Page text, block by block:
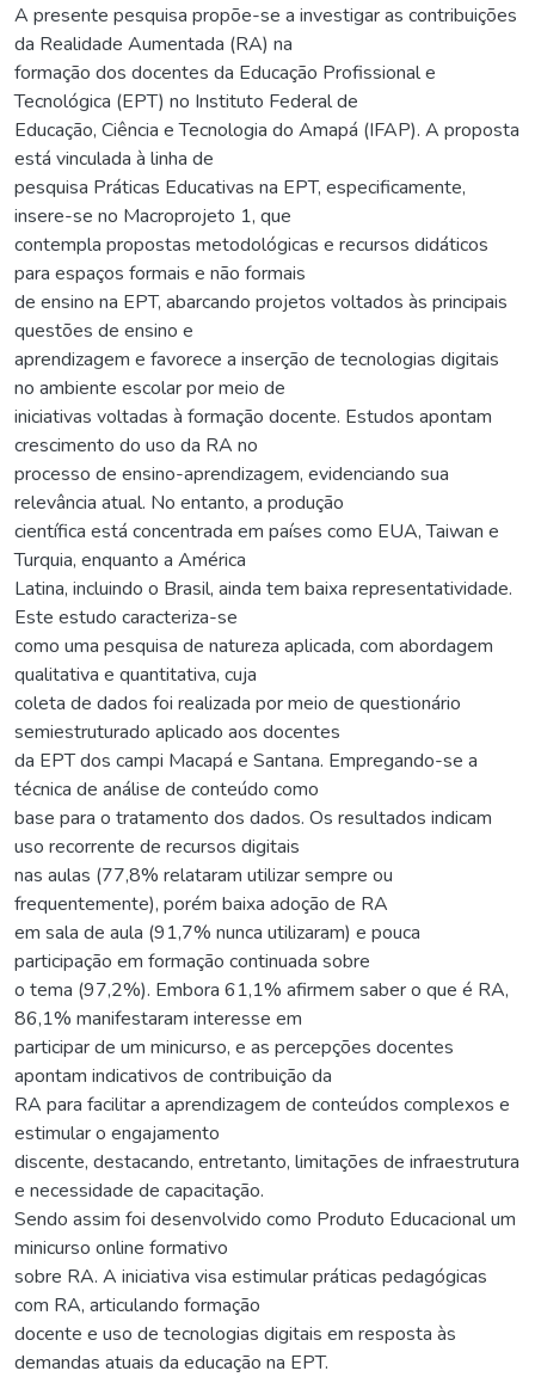
A presente pesquisa propõe-se a investigar as contribuições
da Realidade Aumentada (RA) na
formação dos docentes da Educação Profissional e
Tecnológica (EPT) no Instituto Federal de
Educação, Ciência e Tecnologia do Amapá (IFAP). A proposta
está vinculada à linha de
pesquisa Práticas Educativas na EPT, especificamente,
insere-se no Macroprojeto 1, que
contempla propostas metodológicas e recursos didáticos
para espaços formais e não formais
de ensino na EPT, abarcando projetos voltados às principais
questões de ensino e
aprendizagem e favorece a inserção de tecnologias digitais
no ambiente escolar por meio de
iniciativas voltadas à formação docente. Estudos apontam
crescimento do uso da RA no
processo de ensino-aprendizagem, evidenciando sua
relevância atual. No entanto, a produção
científica está concentrada em países como EUA, Taiwan e
Turquia, enquanto a América
Latina, incluindo o Brasil, ainda tem baixa representatividade.
Este estudo caracteriza-se
como uma pesquisa de natureza aplicada, com abordagem
qualitativa e quantitativa, cuja
coleta de dados foi realizada por meio de questionário
semiestruturado aplicado aos docentes
da EPT dos campi Macapá e Santana. Empregando-se a
técnica de análise de conteúdo como
base para o tratamento dos dados. Os resultados indicam
uso recorrente de recursos digitais
nas aulas (77,8% relataram utilizar sempre ou
frequentemente), porém baixa adoção de RA
em sala de aula (91,7% nunca utilizaram) e pouca
participação em formação continuada sobre
o tema (97,2%). Embora 61,1% afirmem saber o que é RA,
86,1% manifestaram interesse em
participar de um minicurso, e as percepções docentes
apontam indicativos de contribuição da
RA para facilitar a aprendizagem de conteúdos complexos e
estimular o engajamento
discente, destacando, entretanto, limitações de infraestrutura
e necessidade de capacitação.
Sendo assim foi desenvolvido como Produto Educacional um
minicurso online formativo
sobre RA. A iniciativa visa estimular práticas pedagógicas
com RA, articulando formação
docente e uso de tecnologias digitais em resposta às
demandas atuais da educação na EPT.